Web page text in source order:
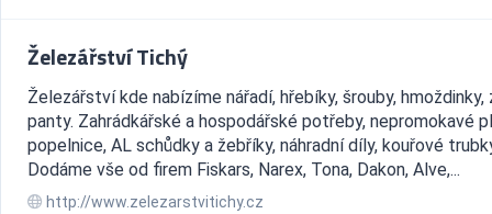
Železářství Tichý
Železářství kde nabízíme nářadí, hřebíky, šrouby, hmoždinky,
panty. Zahrádkářské a hospodářské potřeby, nepromokavé
popelnice, AL schůdky a žebříky, náhradní díly, kouřové
Dodáme vše od firem Fiskars, Narex, Tona, Dakon, Alve,...
http://www.zelezarstvitichy.cz